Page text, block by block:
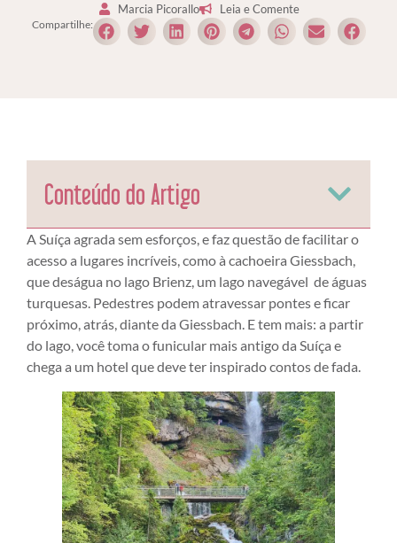
Marcia Picorallo
Leia e Comente
Compartilhe:
Conteúdo do Artigo
A Suíça agrada sem esforços, e faz questão de facilitar o
acesso a lugares incríveis, como à cachoeira Giessbach,
que deságua no lago Brienz, um lago navegável de águas
turquesas. Pedestres podem atravessar pontes e ficar
próximo, atrás, diante da Giessbach. E tem mais: a partir
do lago, você toma o funicular mais antigo da Suíça e
chega a um hotel que deve ter inspirado contos de fada.